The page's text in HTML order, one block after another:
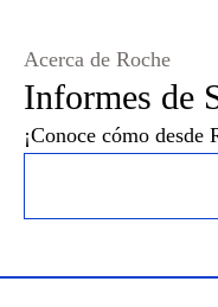
Acerca de Roche
Informes de
¡Conoce cómo desde